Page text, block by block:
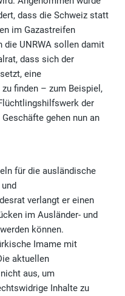
dass die Schweiz statt
im Gazastreifen
die UNRWA sollen damit
dass sich der
eine
finden – zum Beispiel,
der
gehen nun an
für die ausländische
verlangt er einen
im Ausländer- und
können.
Imame mit
aktuellen
aus, um
Inhalte zu